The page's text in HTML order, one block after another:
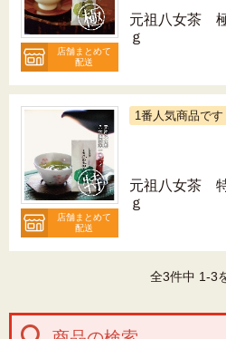
店舗まとめて
配送
元祖八女茶
ｇ
店舗まとめて
配送
1番人気商品です
元祖八女茶
ｇ
全3件中 1-3